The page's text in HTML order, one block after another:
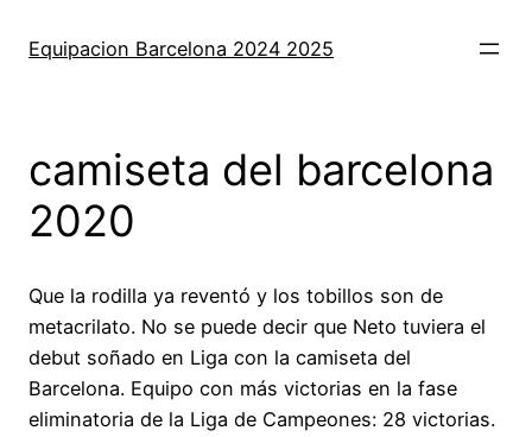
Equipacion Barcelona 2024 2025
camiseta del barcelona
2020
Que la rodilla ya reventó y los tobillos son de
metacrilato. No se puede decir que Neto tuviera el
debut soñado en Liga con la camiseta del
Barcelona. Equipo con más victorias en la fase
eliminatoria de la Liga de Campeones: 28 victorias.